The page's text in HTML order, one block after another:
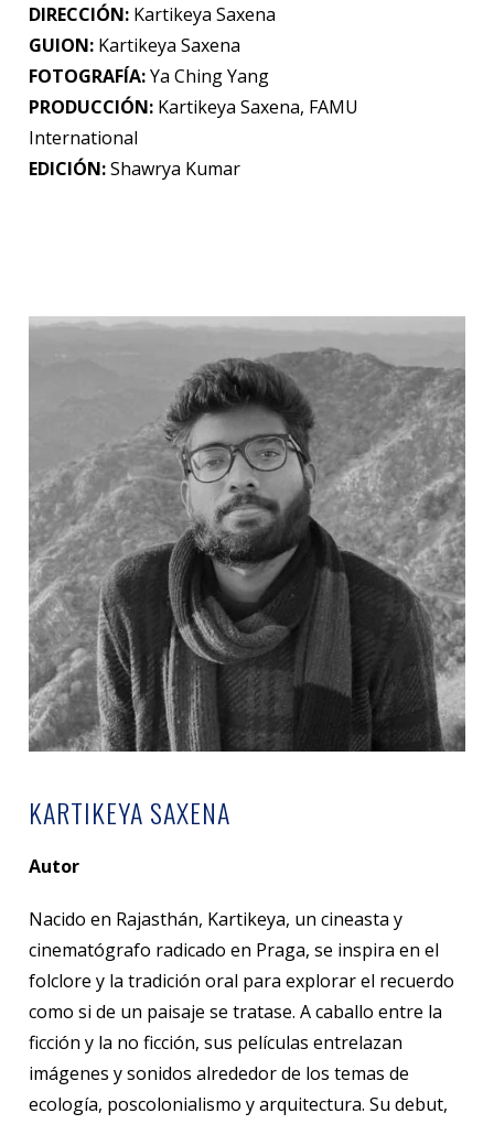
DIRECCIÓN: Kartikeya Saxena
GUION: Kartikeya Saxena
FOTOGRAFÍA:Ya Ching Yang
PRODUCCIÓN: Kartikeya Saxena, FAMU
International
EDICIÓN:Shawrya Kumar
KARTIKEYA SAXENA
Autor
Nacido en Rajasthán, Kartikeya, un cineasta y
cinematógrafo radicado en Praga, se inspira en el
folclore y la tradición oral para explorar el recuerdo
como si de un paisaje se tratase. A caballo entre la
ficción y la no ficción, sus películas entrelazan
imágenes y sonidos alrededor de los temas de
ecología, poscolonialismo y arquitectura. Su debut,